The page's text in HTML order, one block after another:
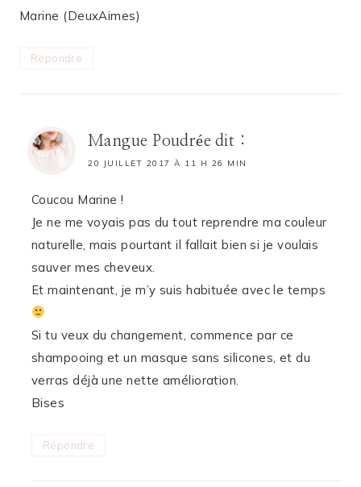
Marine (DeuxAimes)
Répondre
Mangue Poudrée dit :
20 JUILLET 2017 À 11 H 26 MIN
Coucou Marine !
Je ne me voyais pas du tout reprendre ma couleur
naturelle, mais pourtant il fallait bien si je voulais
sauver mes cheveux.
Et maintenant, je m’y suis habituée avec le temps
Si tu veux du changement, commence par ce
shampooing et un masque sans silicones, et du
verras déjà une nette amélioration.
Bises
Répondre